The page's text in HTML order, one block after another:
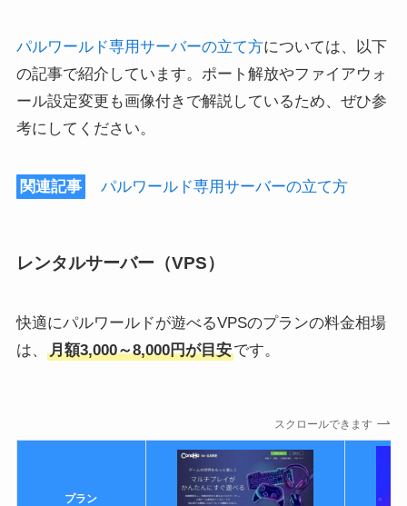
パルワールド専用サーバーの立て方については、以下
の記事で紹介しています。ポート解放やファイアウォ
ール設定変更も画像付きで解説しているため、ぜひ参
考にしてください。
関連記事 パルワールド専用サーバーの立て方
レンタルサーバー（VPS）
快適にパルワールドが遊べるVPSのプランの料金相場
は、
月額3,000～8,000円が目安です。
スクロールできます
プラン